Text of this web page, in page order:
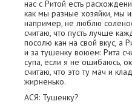
нас с Ритой есть
как мы разные хозяйки, мы
например, не люблю
считаю, что пусть лучше
посолю кан на свой вкус, а
и за тушенку воюем: Рита
супа, если я не ошибаюсь,
считаю, что это ту мач и
жирненько.
АСЯ: Тушенку?